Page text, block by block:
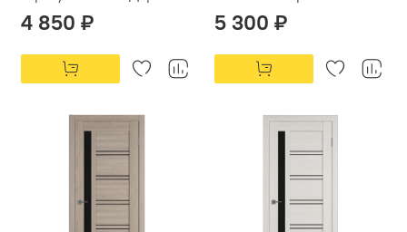
4 850 ₽ 5 300 ₽